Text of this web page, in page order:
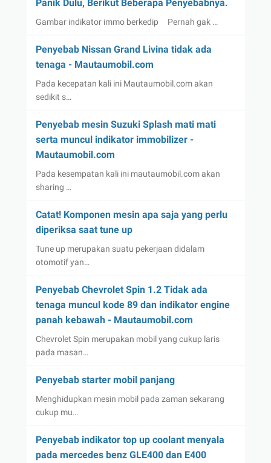
Panik Dulu, Berikut Beberapa Penyebabnya.
Gambar indikator immo berkedip Pernah gak …
Penyebab Nissan Grand Livina tidak ada
tenaga - Mautaumobil.com
Pada kecepatan kali ini Mautaumobil.com akan
sedikit s…
Penyebab mesin Suzuki Splash mati mati
serta muncul indikator immobilizer -
Mautaumobil.com
Pada kesempatan kali ini mautaumobil.com akan
sharing …
Catat! Komponen mesin apa saja yang perlu
diperiksa saat tune up
Tune up merupakan suatu pekerjaan didalam
otomotif yan…
Penyebab Chevrolet Spin 1.2 Tidak ada
tenaga muncul kode 89 dan indikator engine
panah kebawah - Mautaumobil.com
Chevrolet Spin merupakan mobil yang cukup laris
pada masan…
Penyebab starter mobil panjang
Menghidupkan mesin mobil pada zaman sekarang
cukup mu…
Penyebab indikator top up coolant menyala
pada mercedes benz GLE400 dan E400